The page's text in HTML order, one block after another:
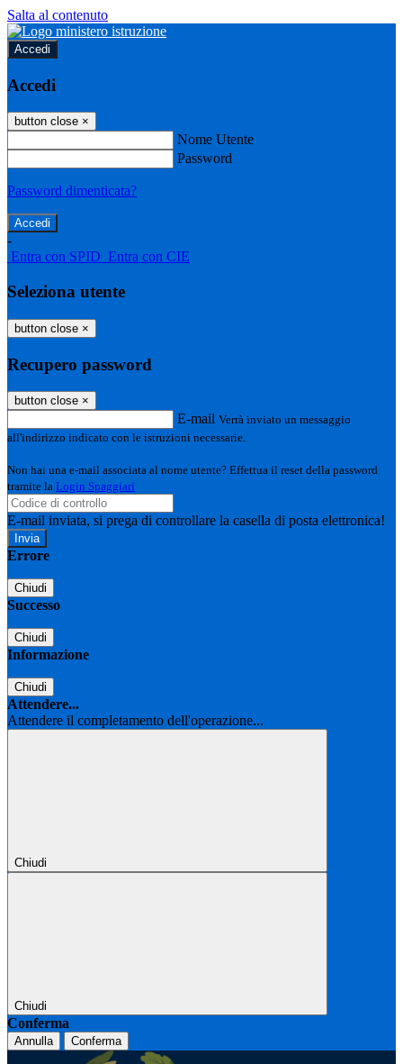
Salta al contenuto
Accedi
Accedi
button close ×
Nome Utente
Password
Password dimenticata?
-
Entra con SPID Entra con CIE
Seleziona utente
button close ×
Recupero password
button close ×
E-mail Verrà inviato un messaggio
all'indirizzo indicato con le istruzioni necessarie.
Non hai una e-mail associata al nome utente? Effettua il reset della password
tramite la Login Spaggiari
E-mail inviata, si prega di controllare la casella di posta elettronica!
Errore
Chiudi
Successo
Chiudi
Informazione
Chiudi
Attendere...
Attendere il completamento dell'operazione...
Chiudi
Chiudi
Conferma
Annulla Conferma